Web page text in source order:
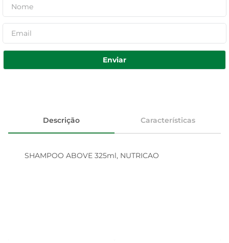
Enviar
Descrição Características
SHAMPOO ABOVE 325ml, NUTRICAO